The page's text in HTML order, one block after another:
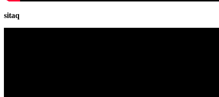
sitaq